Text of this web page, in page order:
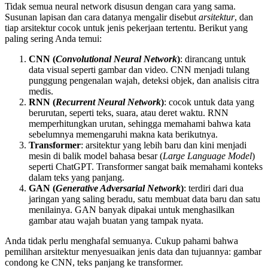
Tidak semua neural network disusun dengan cara yang sama.
Susunan lapisan dan cara datanya mengalir disebut arsitektur, dan
tiap arsitektur cocok untuk jenis pekerjaan tertentu. Berikut yang
paling sering Anda temui:
CNN (Convolutional Neural Network): dirancang untuk
data visual seperti gambar dan video. CNN menjadi tulang
punggung pengenalan wajah, deteksi objek, dan analisis citra
medis.
RNN (Recurrent Neural Network): cocok untuk data yang
berurutan, seperti teks, suara, atau deret waktu. RNN
memperhitungkan urutan, sehingga memahami bahwa kata
sebelumnya memengaruhi makna kata berikutnya.
Transformer: arsitektur yang lebih baru dan kini menjadi
mesin di balik model bahasa besar (Large Language Model)
seperti ChatGPT. Transformer sangat baik memahami konteks
dalam teks yang panjang.
GAN (Generative Adversarial Network): terdiri dari dua
jaringan yang saling beradu, satu membuat data baru dan satu
menilainya. GAN banyak dipakai untuk menghasilkan
gambar atau wajah buatan yang tampak nyata.
Anda tidak perlu menghafal semuanya. Cukup pahami bahwa
pemilihan arsitektur menyesuaikan jenis data dan tujuannya: gambar
condong ke CNN, teks panjang ke transformer.